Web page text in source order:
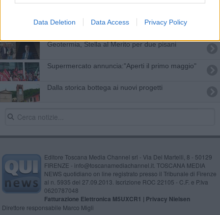
Data Deletion Data Access Privacy Policy
Piero Pancanti, L’albero delle nespole
Geotermia, Stella al Merito per due pisani
Supermercato annuncia:"Aperti il primo maggio"
Dalla storica bottega ai nuovi progetti
Editore Toscana Media Channel srl - Via Dei Martelli, 8 - 50129
FIRENZE - info@toscanamediachannel.it. TOSCANA MEDIA
NEWS quotidiano on line registrato presso il Tribunale di Firenze
al n. 5935 del 27.09.2013. Iscrizione ROC 22105 - C.F. e P.Iva
0620787048
Fatturazione Elettronica M5UXCR1 | Privacy Nielsen
Direttore responsabile Marco Migli